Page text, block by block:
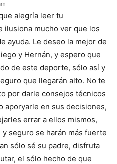
alegría leer tu
ilusiona mucho ver que los
ayuda. Le deseo la mejor de
y Hernán, y espero que
de este deporte, sólo así y
que llegarán alto. No te
por darle consejos técnicos
aporyarle en sus decisiones,
errar a ellos mismos,
y seguro se harán más fuerte
sólo sé su padre, disfruta
el sólo hecho de que